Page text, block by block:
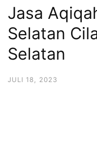
KAMI
Jasa
Selatan
Selatan
JULI 18, 2023